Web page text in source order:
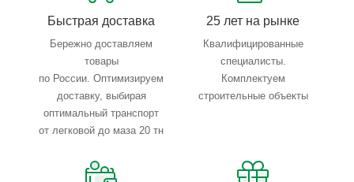
Быстрая доставка
Бережно доставляем
товары
по России. Оптимизируем
доставку, выбирая
оптимальный транспорт
от легковой до маза 20 тн
25 лет на рынке
Квалифицированные
специалисты.
Комплектуем
строительные объекты